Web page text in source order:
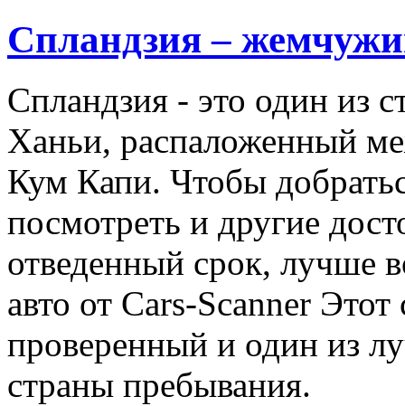
Спландзия –
Спландзия - это один из
Ханьи, распаложенный
Кум Капи. Чтобы
посмотреть и другие
отведенный срок, лучше
авто от Сars-Scanner
проверенный и один из
страны пребывания.